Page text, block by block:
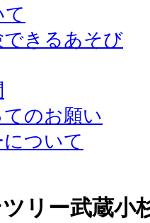
きるあそび
のお願い
ついて
リー武蔵小